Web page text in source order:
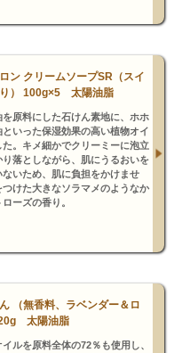
ン クリームソープSR（スイ
） 100g×5 太陽油脂
原料にした石けん素地に、ホホ
いった保湿効果の高い植物オイ
た。キメ細かでクリーミーに泡立
り落としながら、肌にうるおいを
いため、肌に負担をかけませ
けた大きなソラマメのようなか
ーズの香り。
（無香料、ラベンダー＆ロ
太陽油脂
ルを原料全体の72％も使用し、